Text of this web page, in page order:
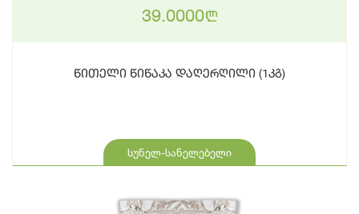
39.0000n
წითელი წიწაკა დაღერღილი (1კგ)
სუნელ-სანელებელი